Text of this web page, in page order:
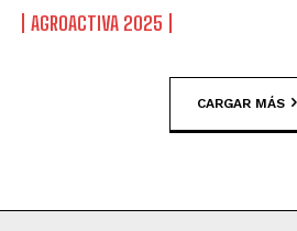
AGROACTIVA 2025
CARGAR MÁS